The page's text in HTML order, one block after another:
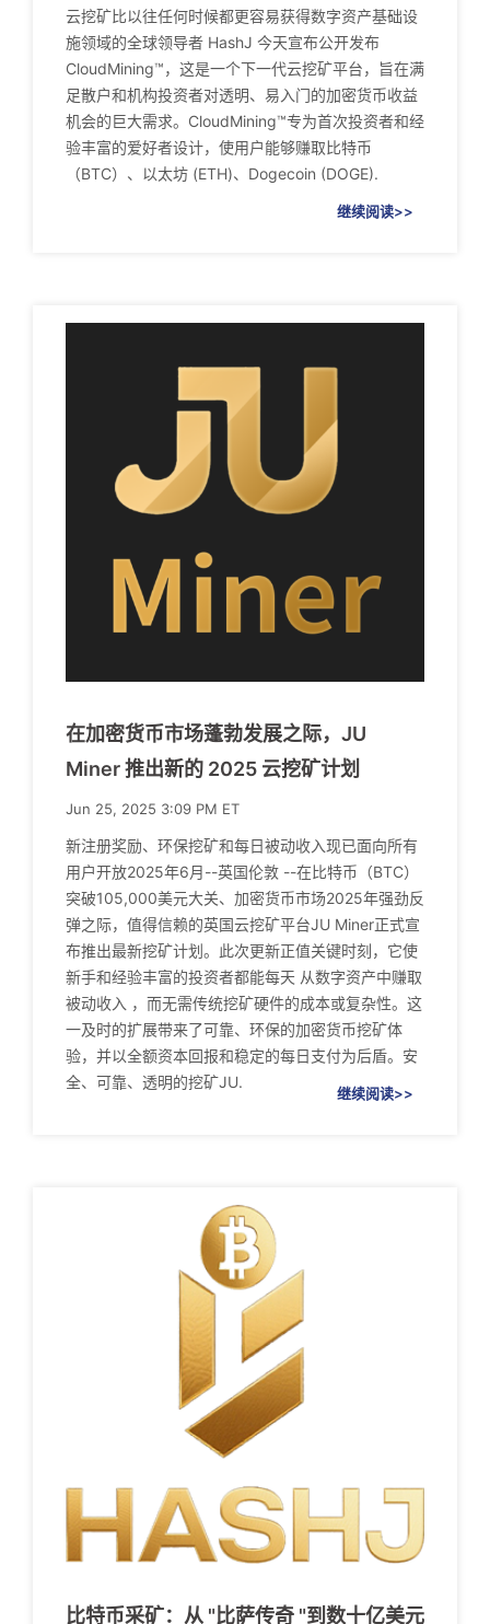
云挖矿比以往任何时候都更容易获得数字资产基础设
施领域的全球领导者 HashJ 今天宣布公开发布
CloudMining™，这是一个下一代云挖矿平台，旨在满
足散户和机构投资者对透明、易入门的加密货币收益
机会的巨大需求。CloudMining™专为首次投资者和经
验丰富的爱好者设计，使用户能够赚取比特币
（BTC）、以太坊 (ETH)、Dogecoin (DOGE).
继续阅读>>
在加密货币市场蓬勃发展之际，JU
Miner 推出新的 2025 云挖矿计划
Jun 25, 2025 3:09 PM ET
新注册奖励、环保挖矿和每日被动收入现已面向所有
用户开放2025年6月--英国伦敦 --在比特币（BTC）
突破105,000美元大关、加密货币市场2025年强劲反
弹之际，值得信赖的英国云挖矿平台JU Miner正式宣
布推出最新挖矿计划。此次更新正值关键时刻，它使
新手和经验丰富的投资者都能每天 从数字资产中赚取
被动收入 ，而无需传统挖矿硬件的成本或复杂性。这
一及时的扩展带来了可靠、环保的加密货币挖矿体
验，并以全额资本回报和稳定的每日支付为后盾。安
全、可靠、透明的挖矿JU.
继续阅读>>
比特币采矿：从 "比萨传奇 "到数十亿美元